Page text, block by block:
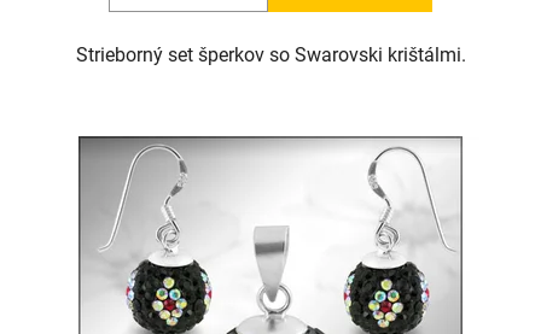
Strieborný set šperkov so Swarovski krištálmi.